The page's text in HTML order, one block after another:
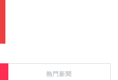
熱門新聞